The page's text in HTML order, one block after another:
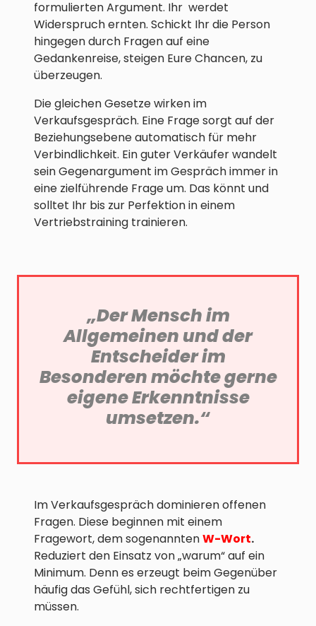
formulierten Argument. Ihr werdet
Widerspruch ernten. Schickt Ihr die Person
hingegen durch Fragen auf eine
Gedankenreise, steigen Eure Chancen, zu
überzeugen.
Die gleichen Gesetze wirken im
Verkaufsgespräch. Eine Frage sorgt auf der
Beziehungsebene automatisch für mehr
Verbindlichkeit. Ein guter Verkäufer wandelt
sein Gegenargument im Gespräch immer in
eine zielführende Frage um. Das könnt und
solltet Ihr bis zur Perfektion in einem
Vertriebstraining trainieren.
„Der Mensch im
Allgemeinen und der
Entscheider im
Besonderen möchte gerne
eigene Erkenntnisse
umsetzen.“
Im Verkaufsgespräch dominieren offenen
Fragen. Diese beginnen mit einem
Fragewort, dem sogenanntenW-Wort.
Reduziert den Einsatz von „warum“ auf ein
Minimum. Denn es erzeugt beim Gegenüber
häufig das Gefühl, sich rechtfertigen zu
müssen.